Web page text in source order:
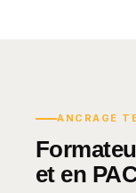
ANCRAGE
et en